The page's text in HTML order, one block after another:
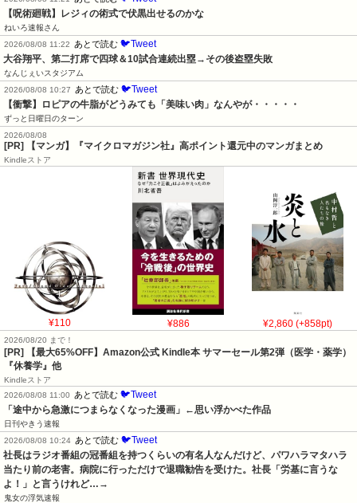
【呪術廻戦】レジィの術式で伏黒出せるのかな
ねいろ速報さん
2026/08/08 11:22
あとで読む 🐦Tweet
大谷翔平、第二打席で四球＆10試合連続出塁→その後盗塁失敗
なんじぇいスタジアム
2026/08/08 10:27
あとで読む 🐦Tweet
【衝撃】ロピアの牛脂がどうみても「美味い肉」なんやが・・・・・
ずっと日曜日のターン
2026/08/08
[PR] 【マンガ】『マイクロマガジン社』高ポイント還元中のマンガまとめ
Kindleストア
¥110 ¥886 ¥2,860 (+858pt)
2026/08/20 まで！
[PR]
【最大65%OFF】Amazon公式 Kindle本 サマーセール第2弾（医学・薬学）
『休養学』他
Kindleストア
2026/08/08 11:00
あとで読む 🐦Tweet
「途中から急激につまらなくなった漫画」←思い浮かべた作品
日刊やきう速報
2026/08/08 10:24 あとで読む 🐦Tweet
社長はラジオ番組の冠番組を持つくらいの有名人なんだけど、パワハラマタハラ
当たり前の老害。病院に行っただけで退職勧告を受けた。社長「労基に言うな
よ！」と言うけれど…→
鬼女の浮気速報